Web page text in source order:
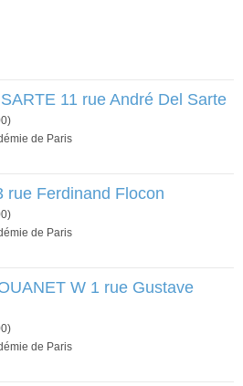
11 rue André Del Sarte
de Paris
rue Ferdinand Flocon
de Paris
W 1 rue Gustave
de Paris